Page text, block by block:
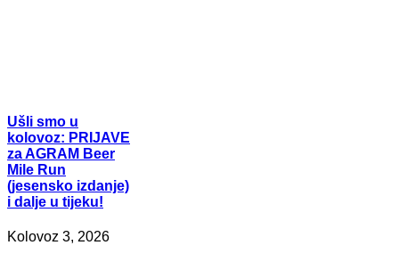
Ušli smo u
kolovoz: PRIJAVE
za AGRAM Beer
Mile Run
(jesensko izdanje)
i dalje u tijeku!
Kolovoz 3, 2026